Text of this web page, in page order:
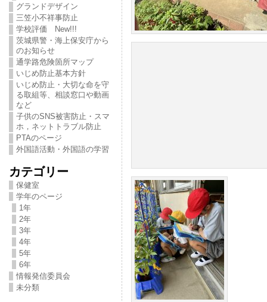
グランドデザイン
三笠小不祥事防止
学校評価 New!!!
茨城県警・海上保安庁から
のお知らせ
通学路危険箇所マップ
いじめ防止基本方針
いじめ防止・大切な命を守
る取組等、相談窓口や動画
など
子供のSNS被害防止・スマ
ホ，ネットトラブル防止
PTAのページ
外国語活動・外国語の学習
カテゴリー
保健室
学年のページ
1年
2年
3年
4年
5年
6年
情報発信委員会
未分類